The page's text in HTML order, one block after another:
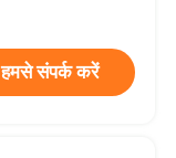
हमसे संपर्क करें